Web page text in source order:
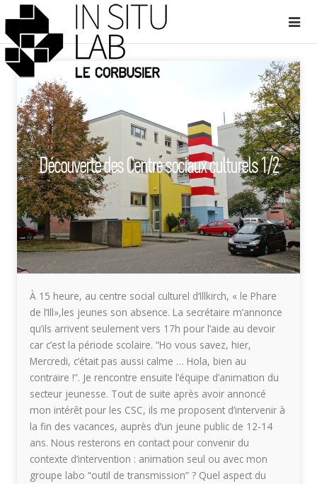
Découverte des Centre sociaux culturels 1/2
À 15 heure, au centre social culturel d’Illkirch, « le Phare
de l’Ill»,les jeunes son absence. La secrétaire m’annonce
qu’ils arrivent seulement vers 17h pour l’aide au devoir
car c’est la période scolaire. “Ho vous savez, hier,
Mercredi, c’était pas aussi calme … Hola, bien au
contraire !”. Je rencontre ensuite l’équipe d’animation du
secteur jeunesse. Tout de suite après avoir annoncé
mon intérêt pour les CSC, ils me proposent d’intervenir à
la fin des vacances, auprès d’un jeune public de 12-14
ans. Nous resterons en contact pour convenir du
contexte d’intervention : animation seul ou avec mon
groupe labo “outil de transmission” ? Quel aspect du